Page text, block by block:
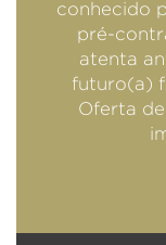
conhecido
pré-
atenta
futuro(a)
Oferta de